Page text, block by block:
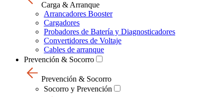
Carga & Arranque
Arrancadores Booster
Cargadores
Probadores de Batería y Diagnosticadores
Convertidores de Voltaje
Cables de arranque
Prevención & Socorro
Prevención & Socorro
Socorro y Prevención